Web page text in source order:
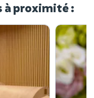
à proximité :